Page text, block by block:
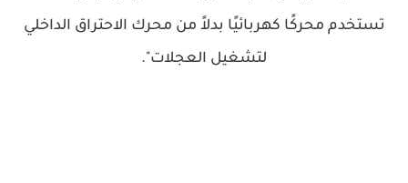
تستخدم محركًا كهربائيًا بدلاً من محرك الاحتراق الداخلي
لتشغيل العجلات".